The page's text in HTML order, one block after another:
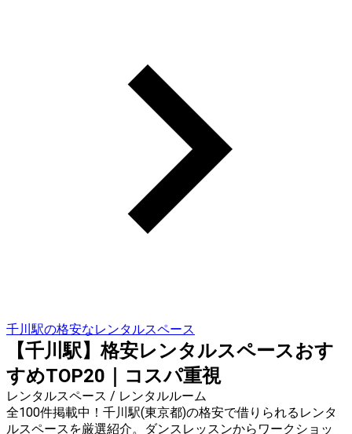
千川駅の格安なレンタルスペース
【千川駅】格安レンタルスペースおす
すめTOP20｜コスパ重視
レンタルスペース / レンタルルーム
全100件掲載中！千川駅(東京都)の格安で借りられるレンタ
ルスペースを厳選紹介。ダンスレッスンからワークショッ